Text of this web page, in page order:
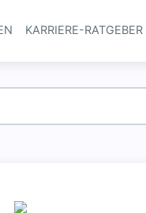
Haupt-Navigation
KARRIERE-RATGEBER